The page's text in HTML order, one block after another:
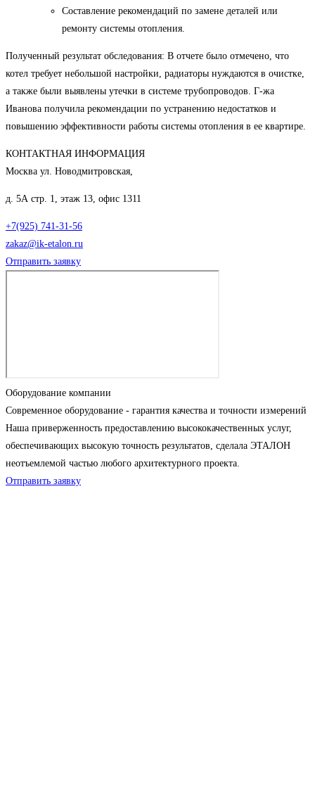
Составление рекомендаций по замене деталей или
ремонту системы отопления.
Полученный результат обследования: В отчете было отмечено, что
котел требует небольшой настройки, радиаторы нуждаются в очистке,
а также были выявлены утечки в системе трубопроводов. Г-жа
Иванова получила рекомендации по устранению недостатков и
повышению эффективности работы системы отопления в ее квартире.
КОНТАКТНАЯ ИНФОРМАЦИЯ
Москва ул. Новодмитровская,
д. 5А стр. 1, этаж 13, офис 1311
+7(925) 741-31-56
zakaz@ik-etalon.ru
Отправить заявку
Оборудование компании
Современное оборудование - гарантия качества и точности измерений
Наша приверженность предоставлению высококачественных услуг,
обеспечивающих высокую точность результатов, сделала ЭТАЛОН
неотъемлемой частью любого архитектурного проекта.
Отправить заявку